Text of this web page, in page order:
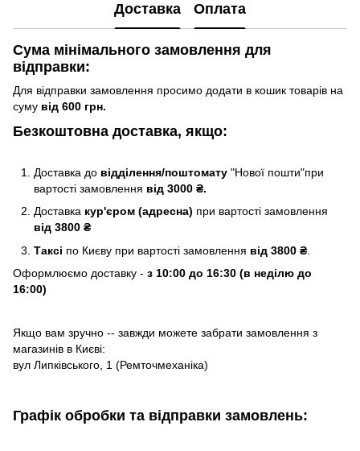
Доставка Оплата
Сума мінімального замовлення для
відправки:
Для відправки замовлення просимо додати в кошик товарів на
суму від 600 грн.
Безкоштовна доставка, якщо:
Доставка до відділення/поштомату "Нової пошти"при
вартості замовлення від 3000 ₴.
Доставка кур'єром (адресна) при вартості замовлення
від 3800 ₴
Таксі по Києву при вартості замовлення від 3800 ₴.
Оформлюємо доставку - з 10:00 до 16:30 (в неділю до
16:00)
Якщо вам зручно -- завжди можете забрати замовлення з
магазинів в Києві:
вул Липківського, 1 (Ремточмеханіка)
Графік обробки та відправки замовлень: